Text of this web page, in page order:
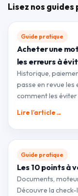
Lisez nos
Guide pratique
Acheter une
les erreurs à
Historique,
passe en revue
comment les
Lire l’article→
Guide pratique
Les 10 points à
Documents,
Découvre la